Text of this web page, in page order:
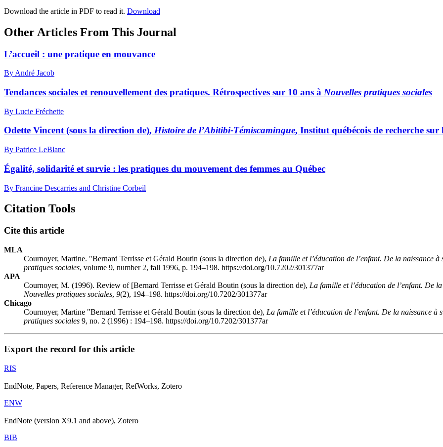
Download the article in PDF to read it. Download
Other Articles From This Journal
L’accueil : une pratique en mouvance
By André Jacob
Tendances sociales et renouvellement des pratiques. Rétrospectives sur 10 ans à Nouvelles pratiques sociales
By Lucie Fréchette
Odette Vincent (sous la direction de), Histoire de l’Abitibi-Témiscamingue, Institut québécois de recherche
By Patrice LeBlanc
Égalité, solidarité et survie : les pratiques du mouvement des femmes au Québec
By Francine Descarries and Christine Corbeil
Citation Tools
Cite this article
MLA
Cournoyer, Martine. "Bernard Terrisse et Gérald Boutin (sous la direction de), La famille et l’éducation de l’enfant. De la naissance à
pratiques sociales, volume 9, number 2, fall 1996, p. 194–198. https://doi.org/10.7202/301377ar
APA
Cournoyer, M. (1996). Review of [Bernard Terrisse et Gérald Boutin (sous la direction de), La famille et l’éducation de l’enfant. De
Nouvelles pratiques sociales, 9(2), 194–198. https://doi.org/10.7202/301377ar
Chicago
Cournoyer, Martine "Bernard Terrisse et Gérald Boutin (sous la direction de), La famille et l’éducation de l’enfant. De la naissance à
pratiques sociales 9, no. 2 (1996) : 194–198. https://doi.org/10.7202/301377ar
Export the record for this article
RIS
EndNote, Papers, Reference Manager, RefWorks, Zotero
ENW
EndNote (version X9.1 and above), Zotero
BIB